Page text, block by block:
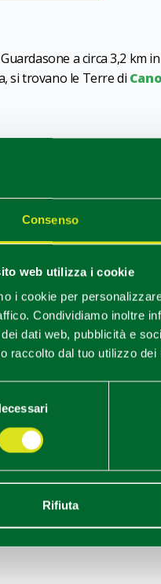
Consenso
web utilizza i cookie
i cookie per
Condividiamo inoltre
dati web, pubblicità e
raccolto dal tuo utilizzo dei
Rifiuta
a circa 3,2 km
si trovano le Terre di